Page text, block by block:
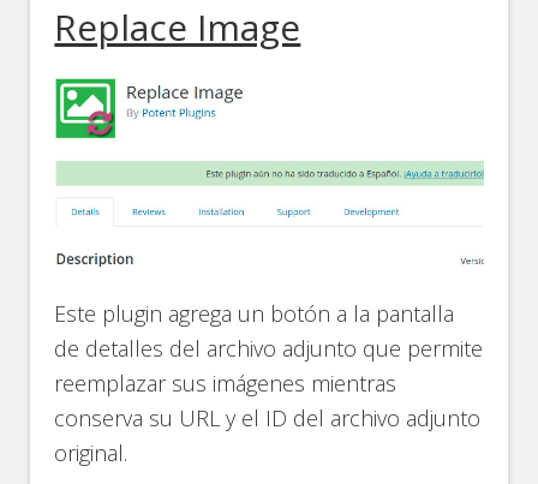
Replace Image
Este plugin agrega un botón a la pantalla
de detalles del archivo adjunto que permite
reemplazar sus imágenes mientras
conserva su URL y el ID del archivo adjunto
original.